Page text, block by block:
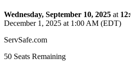
Wednesday, September 10, 2025 at
December 1, 2025 at 1:00 AM (EDT)
ServSafe.com
50 Seats Remaining